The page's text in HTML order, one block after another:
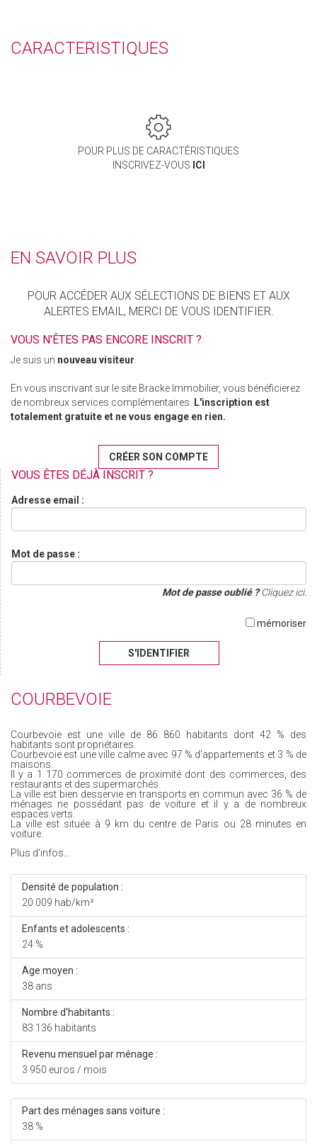
CARACTERISTIQUES
POUR PLUS DE CARACTÉRISTIQUES
INSCRIVEZ-VOUS ICI
EN SAVOIR PLUS
POUR ACCÉDER AUX SÉLECTIONS DE BIENS ET AUX
ALERTES EMAIL, MERCI DE VOUS IDENTIFIER.
VOUS N'ÊTES PAS ENCORE INSCRIT ?
Je suis un nouveau visiteur.
En vous inscrivant sur le site Bracke Immobilier, vous bénéficierez
de nombreux services complémentaires. L'inscription est
totalement gratuite et ne vous engage en rien.
CRÉER SON COMPTE
VOUS ÊTES DÉJÀ INSCRIT ?
Adresse email :
Mot de passe :
Mot de passe oublié ?Cliquez ici.
mémoriser
S'IDENTIFIER
COURBEVOIE
Courbevoie est une ville de 86 860 habitants dont 42 % des
habitants sont propriétaires.
Courbevoie est une ville calme avec 97 % d'appartements et 3 % de
maisons.
Il y a 1 170 commerces de proximité dont des commerces, des
restaurants et des supermarchés.
La ville est bien desservie en transports en commun avec 36 % de
ménages ne possédant pas de voiture et il y a de nombreux
espaces verts.
La ville est située à 9 km du centre de Paris ou 28 minutes en
voiture.
Plus d'infos...
Densité de population :
20 009 hab/km²
Enfants et adolescents :
24 %
Age moyen :
38 ans
Nombre d'habitants :
83 136 habitants
Revenu mensuel par ménage :
3 950 euros / mois
Part des ménages sans voiture :
38 %